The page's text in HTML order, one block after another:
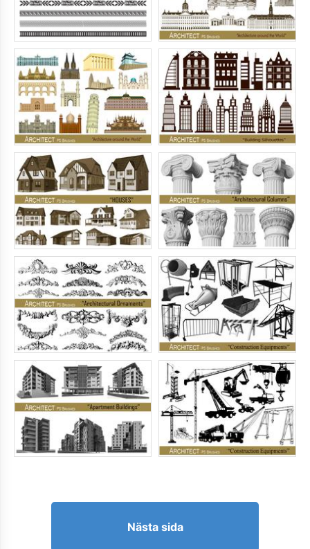
Nästa sida